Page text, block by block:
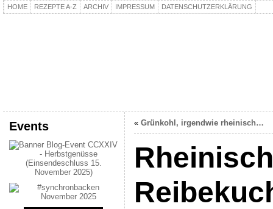
HOME REZEPTE A-Z ARCHIV IMPRESSUM DATENSCHUTZERKLÄRUNG
Events « Grünkohl, irgendwie rheinisch…